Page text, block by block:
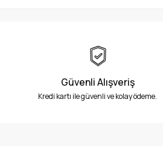
Güvenli Alışveriş
Kredi kartı ile güvenli ve kolay ödeme.